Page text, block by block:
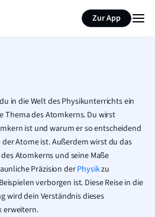
Zur App
in die Welt des Physikunterrichts ein
Thema des Atomkerns. Du wirst
ist und warum er so entscheidend
Atome ist. Außerdem wirst du das
Atomkerns und seine Maße
Präzision derPhysikzu
verborgen ist. Diese Reise in die
wird dein Verständnis dieses
erweitern.
Seite zusammenfassen